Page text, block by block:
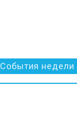
События недели